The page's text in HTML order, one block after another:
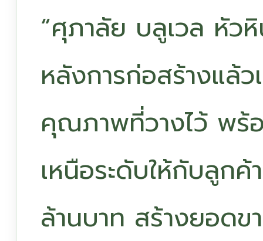
“ศุภาลัย บลูเวล หัว
หลังการก่อสร้างแล้
คุณภาพที่วางไว้ พ
เหนือระดับให้กับลูก
ล้านบาท สร้างยอดข